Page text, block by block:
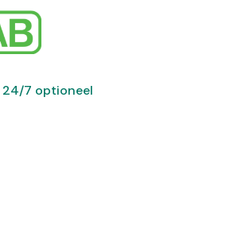
24/7 optioneel